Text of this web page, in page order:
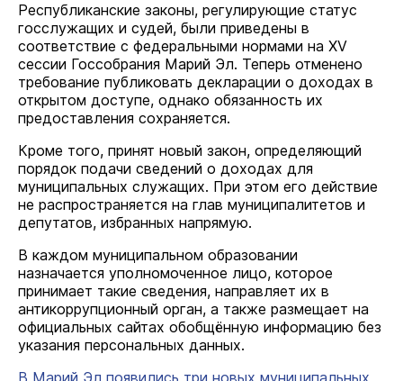
Республиканские законы, регулирующие статус
госслужащих и судей, были приведены в
соответствие с федеральными нормами на XV
сессии Госсобрания Марий Эл. Теперь отменено
требование публиковать декларации о доходах в
открытом доступе, однако обязанность их
предоставления сохраняется.
Кроме того, принят новый закон, определяющий
порядок подачи сведений о доходах для
муниципальных служащих. При этом его действие
не распространяется на глав муниципалитетов и
депутатов, избранных напрямую.
В каждом муниципальном образовании
назначается уполномоченное лицо, которое
принимает такие сведения, направляет их в
антикоррупционный орган, а также размещает на
официальных сайтах обобщённую информацию без
указания персональных данных.
В Марий Эл появились три новых муниципальных